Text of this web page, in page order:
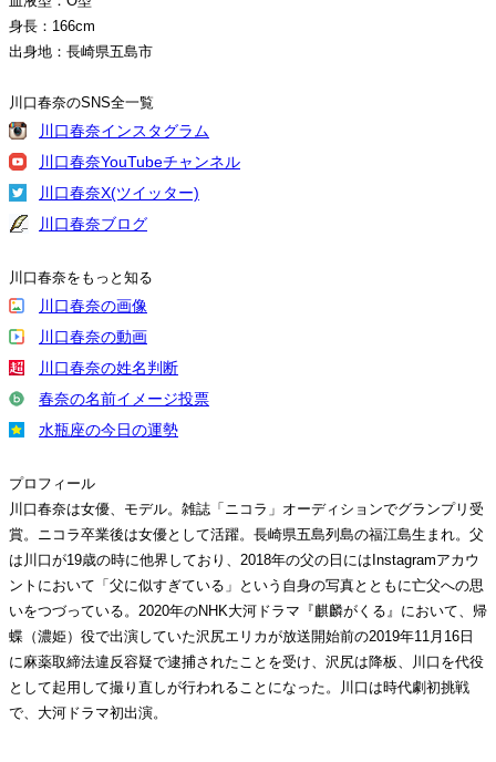
身長：166cm
出身地：長崎県五島市
川口春奈のSNS全一覧
川口春奈インスタグラム
川口春奈YouTubeチャンネル
川口春奈X(ツイッター)
川口春奈ブログ
川口春奈をもっと知る
川口春奈の画像
川口春奈の動画
川口春奈の姓名判断
春奈の名前イメージ投票
水瓶座の今日の運勢
プロフィール
川口春奈は女優、モデル。雑誌「ニコラ」オーディションでグランプリ受
賞。ニコラ卒業後は女優として活躍。長崎県五島列島の福江島生まれ。父
は川口が19歳の時に他界しており、2018年の父の日にはInstagramアカウ
ントにおいて「父に似すぎている」という自身の写真とともに亡父への思
いをつづっている。2020年のNHK大河ドラマ『麒麟がくる』において、帰
蝶（濃姫）役で出演していた沢尻エリカが放送開始前の2019年11月16日
に麻薬取締法違反容疑で逮捕されたことを受け、沢尻は降板、川口を代役
として起用して撮り直しが行われることになった。川口は時代劇初挑戦
で、大河ドラマ初出演。